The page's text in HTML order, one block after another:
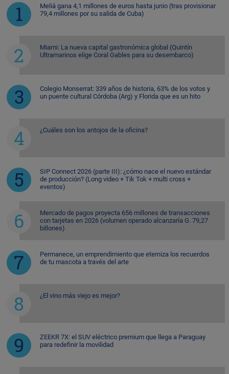
Meliá gana 4,1 millones de euros hasta junio (tras provisionar
79,4 millones por su salida de Cuba)
Miami: La nueva capital gastronómica global (Quintín
Ultramarinos elige Coral Gables para su desembarco)
Colegio Monserrat: 339 años de historia, 63% de los votos y
un puente cultural Córdoba (Arg) y Florida que es un hito
¿Cuáles son los antojos de la oficina?
SIP Connect 2026 (parte III): ¿cómo nace el nuevo estándar
de producción? (Long video + Tik Tok + multi cross +
eventos)
Mercado de pagos proyecta 656 millones de transacciones
con tarjetas en 2026 (volumen operado alcanzaría G. 79,27
billones)
Permanece, un emprendimiento que eterniza los recuerdos
de tu mascota a través del arte
¿El vino más viejo es mejor?
ZEEKR 7X: el SUV eléctrico premium que llega a Paraguay
para redefinir la movilidad